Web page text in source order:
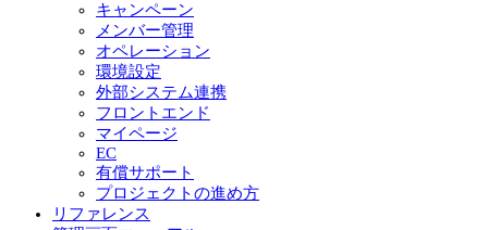
キャンペーン
メンバー管理
オペレーション
環境設定
外部システム連携
フロントエンド
マイページ
EC
有償サポート
プロジェクトの進め方
リファレンス